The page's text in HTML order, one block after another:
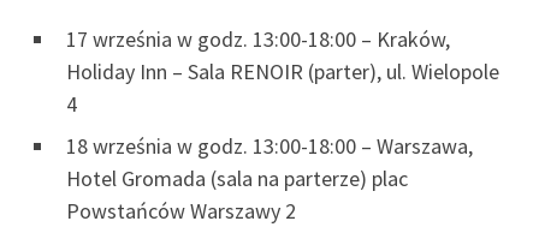
17 września w godz. 13:00-18:00 – Kraków,
Holiday Inn – Sala RENOIR (parter), ul. Wielopole
4
18 września w godz. 13:00-18:00 – Warszawa,
Hotel Gromada (sala na parterze) plac
Powstańców Warszawy 2